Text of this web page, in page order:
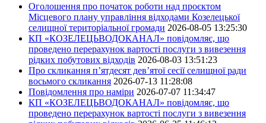
Оголошення про початок роботи над проєктом
Місцевого плану управління відходами Козелецької
селищної територіальної громади 2026-08-05 13:25:30
КП «КОЗЕЛЕЦЬВОДОКАНАЛ» повідомляє, що
проведено перерахунок вартості послуги з вивезення
рідких побутових відходів 2026-08-03 13:51:23
Про скликання п’ятдесят дев’ятої сесії селищної ради
восьмого скликання 2026-07-13 11:28:08
Повідомлення про наміри 2026-07-07 11:34:47
КП «КОЗЕЛЕЦЬВОДОКАНАЛ» повідомляє, що
проведено перерахунок вартості послуги з вивезення